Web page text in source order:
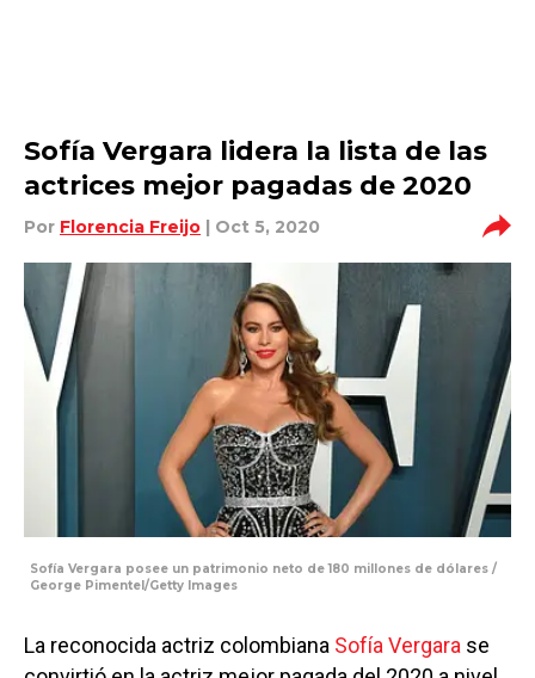
Sofía Vergara lidera la lista de las
actrices mejor pagadas de 2020
Por Florencia Freijo | Oct 5, 2020
Sofía Vergara posee un patrimonio neto de 180 millones de dólares /
George Pimentel/Getty Images
La reconocida actriz colombiana Sofía Vergara se